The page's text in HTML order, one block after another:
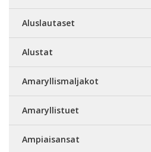
Aluslautaset
Alustat
Amaryllismaljakot
Amaryllistuet
Ampiaisansat